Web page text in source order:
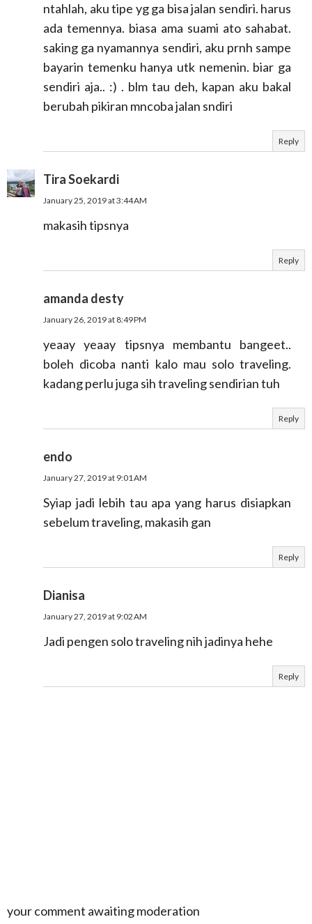
ntahlah, aku tipe yg ga bisa jalan sendiri. harus
ada temennya. biasa ama suami ato sahabat.
saking ga nyamannya sendiri, aku prnh sampe
bayarin temenku hanya utk nemenin. biar ga
sendiri aja.. :) . blm tau deh, kapan aku bakal
berubah pikiran mncoba jalan sndiri
Reply
Tira Soekardi
January 25, 2019 at 3:44 AM
makasih tipsnya
Reply
amanda desty
January 26, 2019 at 8:49 PM
yeaay yeaay tipsnya membantu bangeet..
boleh dicoba nanti kalo mau solo traveling.
kadang perlu juga sih traveling sendirian tuh
Reply
endo
January 27, 2019 at 9:01 AM
Syiap jadi lebih tau apa yang harus disiapkan
sebelum traveling, makasih gan
Reply
Dianisa
January 27, 2019 at 9:02 AM
Jadi pengen solo traveling nih jadinya hehe
Reply
your comment awaiting moderation